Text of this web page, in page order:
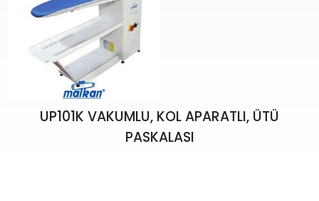
UP101K VAKUMLU, KOL APARATLI, ÜTÜ
PASKALASI